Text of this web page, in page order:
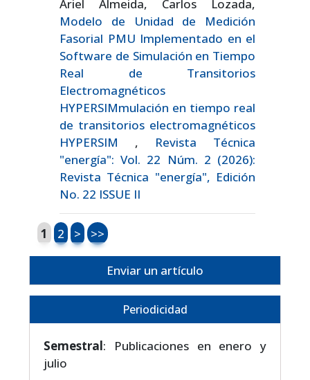
Ariel Almeida, Carlos Lozada,
Modelo de Unidad de Medición
Fasorial PMU Implementado en el
Software de Simulación en Tiempo
Real de Transitorios
Electromagnéticos
HYPERSIMmulación en tiempo real
de transitorios electromagnéticos
HYPERSIM , Revista Técnica
"energía": Vol. 22 Núm. 2 (2026):
Revista Técnica "energía", Edición
No. 22 ISSUE II
1 2 > >>
Enviar un artículo
Periodicidad
Semestral: Publicaciones en enero y
julio